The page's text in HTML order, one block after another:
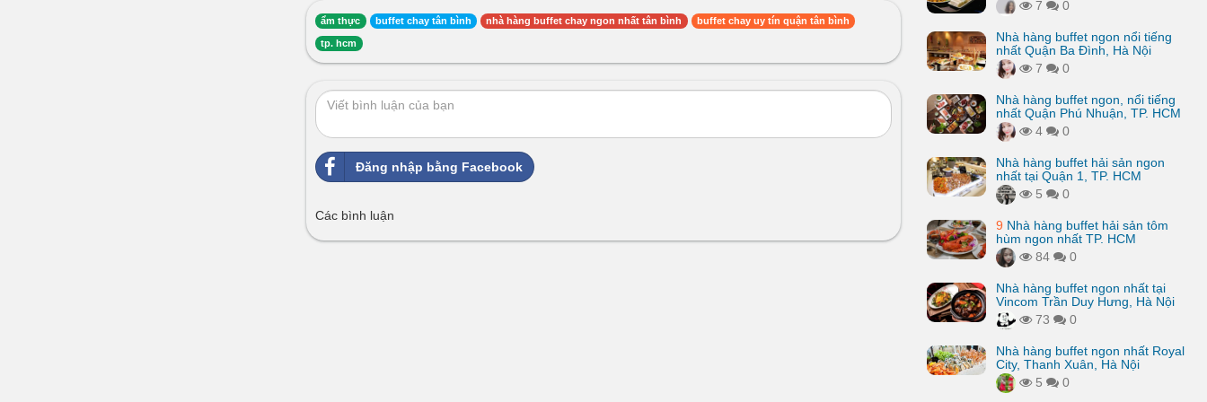
ẩm thực buffet chay tân bình nhà hàng buffet chay ngon nhất tân bình buffet chay uy tín quận tân bình
tp. hcm
Đăng nhập bằng Facebook
Các bình luận
7 0
Nhà hàng buffet ngon nổi tiếng
nhất Quận Ba Đình, Hà Nội
7
0
Nhà hàng buffet ngon, nổi tiếng
nhất Quận Phú Nhuận, TP. HCM
4
0
Nhà hàng buffet hải sản ngon
nhất tại Quận 1, TP. HCM
5
0
9 Nhà hàng buffet hải sản tôm
hùm ngon nhất TP. HCM
84
0
Nhà hàng buffet ngon nhất tại
Vincom Trần Duy Hưng, Hà Nội
73
0
Nhà hàng buffet ngon nhất Royal
City, Thanh Xuân, Hà Nội
5
0